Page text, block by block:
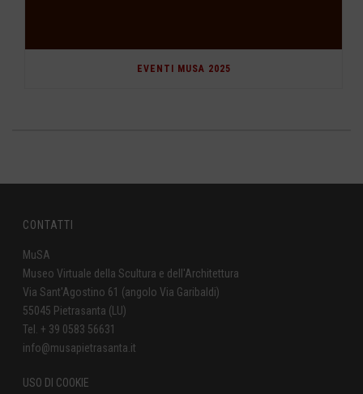
EVENTI MUSA 2025
CONTATTI
MuSA
Museo Virtuale della Scultura e dell'Architettura
Via Sant'Agostino 61 (angolo Via Garibaldi)
55045 Pietrasanta (LU)
Tel. + 39 0583 56631
info@musapietrasanta.it
USO DI COOKIE